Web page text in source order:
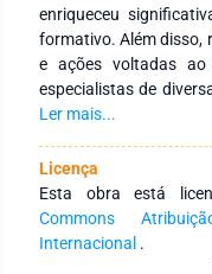
enriqueceu
formativo. Além disso,
e ações voltadas ao
especialistas de
a Instituições de
fortalecer a
quanto no
comprometidas com
da educação. Para
disseminação do
Ler mais...
Licença
Esta obra está
Commons
Internacional .